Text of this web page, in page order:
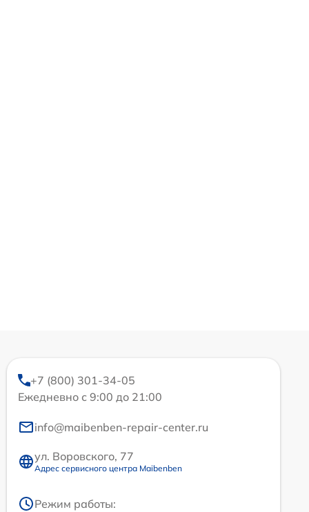
+7 (800) 301-34-05
Ежедневно с 9:00 до 21:00
info@maibenben-repair-center.ru
ул. Воровского, 77
Адрес сервисного центра Maibenben
Режим работы: